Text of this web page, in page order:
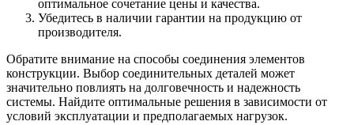
оптимальное сочетание цены и качества.
Убедитесь в наличии гарантии на продукцию от
производителя.
Обратите внимание на способы соединения элементов
конструкции. Выбор соединительных деталей может
значительно повлиять на долговечность и надежность
системы. Найдите оптимальные решения в зависимости от
условий эксплуатации и предполагаемых нагрузок.